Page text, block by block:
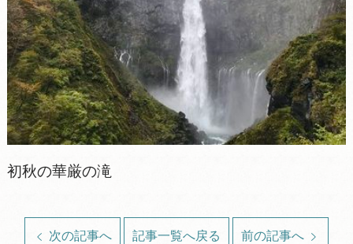
初秋の華厳の滝
次の記事へ 記事一覧へ戻る 前の記事へ